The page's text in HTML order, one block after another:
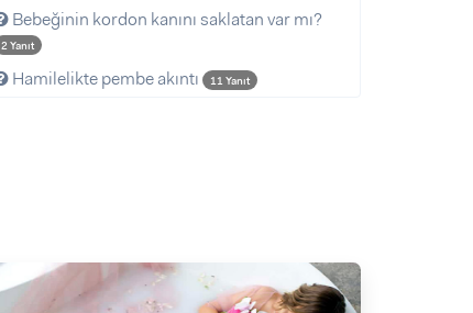
Bebeğinin kordon kanını saklatan var mı?
2 Yanıt
Hamilelikte pembe akıntı 11 Yanıt